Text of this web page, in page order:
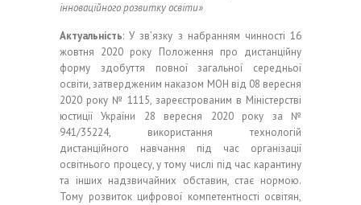
інноваційного розвитку освіти»
Актуальність: У зв’язку з набранням чинності 16
жовтня 2020 року Положення про дистанційну
форму здобуття повної загальної середньої
освіти, затвердженим наказом МОН від 08 вересня
2020 року № 1115, зареєстрованим в Міністерстві
юстиції України 28 вересня 2020 року за №
941/35224, використання технологій
дистанційного навчання під час організації
освітнього процесу, у тому числі під час карантину
та інших надзвичайних обставин, стає нормою.
Тому розвиток цифрової компетентності освітян,